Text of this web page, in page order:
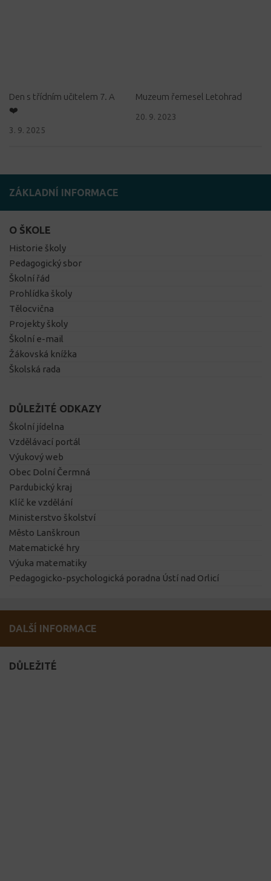
Den s třídním učitelem 7. A
❤️
3. 9. 2025
Muzeum řemesel Letohrad
20. 9. 2023
ZÁKLADNÍ INFORMACE
O ŠKOLE
Historie školy
Pedagogický sbor
Školní řád
Prohlídka školy
Tělocvična
Projekty školy
Školní e-mail
Žákovská knížka
Školská rada
DŮLEŽITÉ ODKAZY
Školní jídelna
Vzdělávací portál
Výukový web
Obec Dolní Čermná
Pardubický kraj
Klíč ke vzdělání
Ministerstvo školství
Město Lanškroun
Matematické hry
Výuka matematiky
Pedagogicko-psychologická poradna Ústí nad Orlicí
DALŠÍ INFORMACE
DŮLEŽITÉ